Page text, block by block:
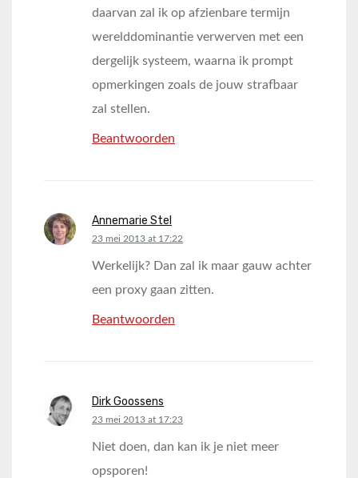
daarvan zal ik op afzienbare termijn
werelddominantie verwerven met een
dergelijk systeem, waarna ik prompt
opmerkingen zoals de jouw strafbaar
zal stellen.
Beantwoorden
Annemarie Stel
says:
23 mei 2013 at 17:22
Werkelijk? Dan zal ik maar gauw achter
een proxy gaan zitten.
Beantwoorden
Dirk Goossens
says:
23 mei 2013 at 17:23
Niet doen, dan kan ik je niet meer
opsporen!